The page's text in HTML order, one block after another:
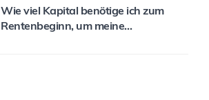
Wie viel Kapital benötige ich zum
Rentenbeginn, um meine